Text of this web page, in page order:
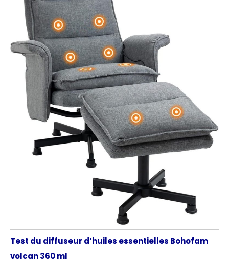
Test du diffuseur d’huiles essentielles Bohofam
volcan 360 ml